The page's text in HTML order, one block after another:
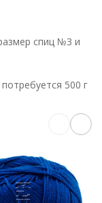
спиц №3 и
500 г